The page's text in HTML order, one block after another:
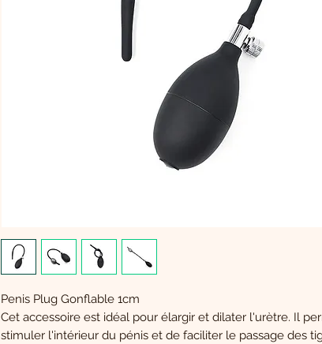
Penis Plug Gonflable 1cm
Cet accessoire est idéal pour élargir et dilater l'urètre. Il
stimuler l'intérieur du pénis et de faciliter le passage des